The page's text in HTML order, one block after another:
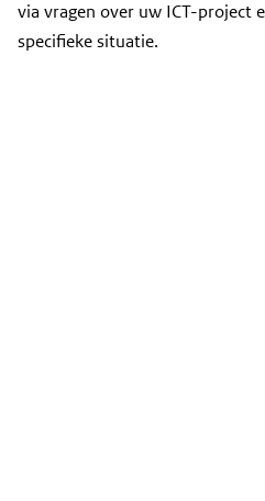
via vragen over uw ICT-project
specifieke situatie.